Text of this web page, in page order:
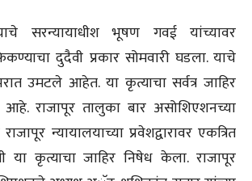
सरन्यायाधीश भूषण गवई यांच्यावर
दुदैवी प्रकार सोमवारी घडला. याचे
उमटले आहेत. या कृत्याचा सर्वत्र जाहिर
राजापूर तालुका बार असोशिएशनच्या
न्यायालयाच्या प्रवेशद्वारावर एकत्रित
या कृत्याचा जाहिर निषेध केला. राजापूर